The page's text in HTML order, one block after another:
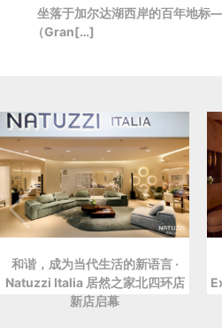
坐落于加尔达湖西岸的百年地
（Gran[…]
和谐，成为当代生活的新语言 ·
Natuzzi Italia 居然之家北四环店
新店启幕